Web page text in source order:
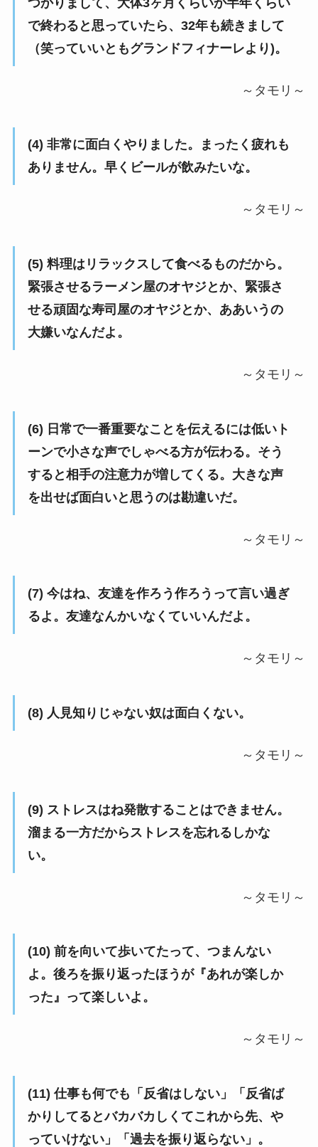
で終わると思っていたら、32年も続きまして
（笑っていいともグランドフィナーレより)。
～タモリ～
(4) 非常に面白くやりました。まったく疲れも
ありません。早くビールが飲みたいな。
～タモリ～
(5) 料理はリラックスして食べるものだから。
緊張させるラーメン屋のオヤジとか、緊張さ
せる頑固な寿司屋のオヤジとか、ああいうの
大嫌いなんだよ。
～タモリ～
(6) 日常で一番重要なことを伝えるには低いト
ーンで小さな声でしゃべる方が伝わる。そう
すると相手の注意力が増してくる。大きな声
を出せば面白いと思うのは勘違いだ。
～タモリ～
(7) 今はね、友達を作ろう作ろうって言い過ぎ
るよ。友達なんかいなくていいんだよ。
～タモリ～
(8) 人見知りじゃない奴は面白くない。
～タモリ～
(9) ストレスはね発散することはできません。
溜まる一方だからストレスを忘れるしかな
い。
～タモリ～
(10) 前を向いて歩いてたって、つまんない
よ。後ろを振り返ったほうが『あれが楽しか
った』って楽しいよ。
～タモリ～
(11) 仕事も何でも「反省はしない」「反省ば
かりしてるとバカバカしくてこれから先、や
っていけない」「過去を振り返らない」。